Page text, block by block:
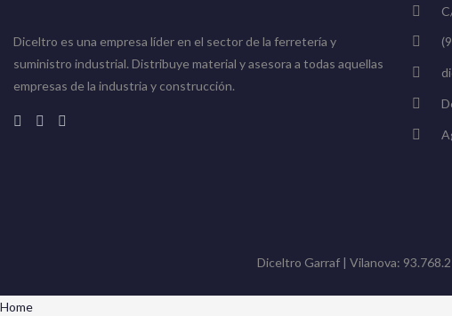
Diceltro es una empresa líder en el sector de la ferretería y
suministro industrial. Distribuye material y asesora a todas aquellas
empresas de la industria y construcción.
Diceltro Garraf | Vilanova:
Home